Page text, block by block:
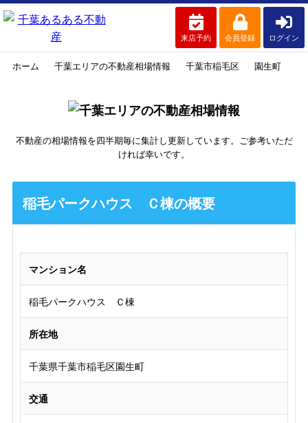
来店予約 会員登録 ログイン
ホーム 千葉エリアの不動産相場情報 千葉市稲毛区 園生町
不動産の相場情報を四半期毎に集計し更新しています。ご参考いただ
ければ幸いです。
稲毛パークハウス Ｃ棟の概要
マンション名
稲毛パークハウス Ｃ棟
所在地
千葉県千葉市稲毛区園生町
交通